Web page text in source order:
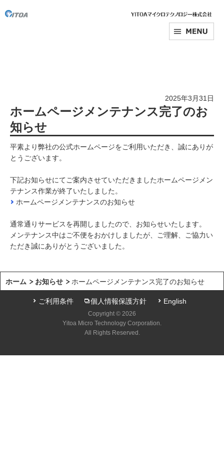
2025年3月31日
ホームページメンテナンス完了のお
知らせ
平素より弊社の公式ホームページをご利用いただき、誠にありが
とうございます。
下記お知らせにてご案内させていただきましたホームページメン
テナンス作業が終了いたしました。
ホームページメンテナンスのお知らせ
通常通りサービスを再開しましたので、お知らせいたします。
メンテナンス中はご不便をおかけしましたが、ご理解、ご協力い
ただき誠にありがとうございました。
ホーム お知らせ ホームページメンテナンス完了のお知らせ
ご利用条件 個人情報保護方針 English
Copyright © 2026
Yitoa Micro Technology Corporation.
All Rights Reserved.